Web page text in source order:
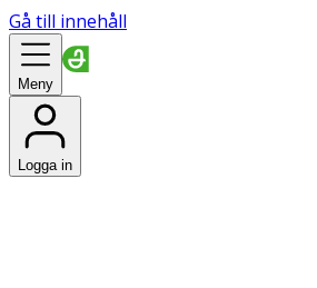
Gå till innehåll
Meny
Logga in